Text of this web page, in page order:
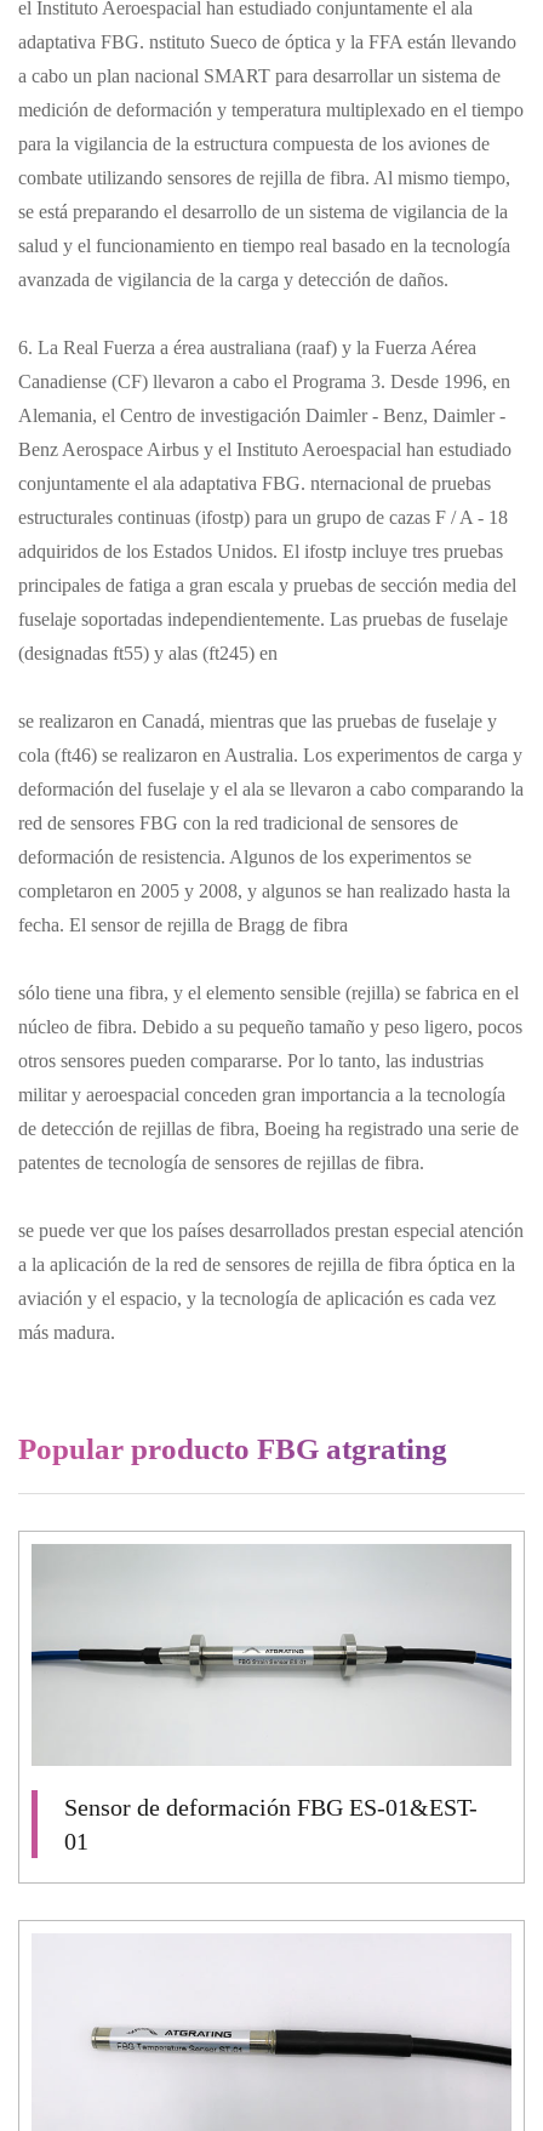
el Instituto Aeroespacial han estudiado conjuntamente el ala
adaptativa FBG. nstituto Sueco de óptica y la FFA están llevando
a cabo un plan nacional SMART para desarrollar un sistema de
medición de deformación y temperatura multiplexado en el tiempo
para la vigilancia de la estructura compuesta de los aviones de
combate utilizando sensores de rejilla de fibra. Al mismo tiempo,
se está preparando el desarrollo de un sistema de vigilancia de la
salud y el funcionamiento en tiempo real basado en la tecnología
avanzada de vigilancia de la carga y detección de daños.
6. La Real Fuerza a érea australiana (raaf) y la Fuerza Aérea
Canadiense (CF) llevaron a cabo el Programa 3. Desde 1996, en
Alemania, el Centro de investigación Daimler - Benz, Daimler -
Benz Aerospace Airbus y el Instituto Aeroespacial han estudiado
conjuntamente el ala adaptativa FBG. nternacional de pruebas
estructurales continuas (ifostp) para un grupo de cazas F / A - 18
adquiridos de los Estados Unidos. El ifostp incluye tres pruebas
principales de fatiga a gran escala y pruebas de sección media del
fuselaje soportadas independientemente. Las pruebas de fuselaje
(designadas ft55) y alas (ft245) en
se realizaron en Canadá, mientras que las pruebas de fuselaje y
cola (ft46) se realizaron en Australia. Los experimentos de carga y
deformación del fuselaje y el ala se llevaron a cabo comparando la
red de sensores FBG con la red tradicional de sensores de
deformación de resistencia. Algunos de los experimentos se
completaron en 2005 y 2008, y algunos se han realizado hasta la
fecha. El sensor de rejilla de Bragg de fibra
sólo tiene una fibra, y el elemento sensible (rejilla) se fabrica en el
núcleo de fibra. Debido a su pequeño tamaño y peso ligero, pocos
otros sensores pueden compararse. Por lo tanto, las industrias
militar y aeroespacial conceden gran importancia a la tecnología
de detección de rejillas de fibra, Boeing ha registrado una serie de
patentes de tecnología de sensores de rejillas de fibra.
se puede ver que los países desarrollados prestan especial atención
a la aplicación de la red de sensores de rejilla de fibra óptica en la
aviación y el espacio, y la tecnología de aplicación es cada vez
más madura.
Popular producto FBG atgrating
Sensor de deformación FBG ES-01&EST-
01